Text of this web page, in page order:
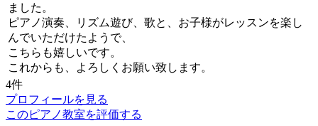
ました。
ピアノ演奏、リズム遊び、歌と、お子様がレッスンを楽し
んでいただけたようで、
こちらも嬉しいです。
これからも、よろしくお願い致します。
4件
プロフィールを見る
このピアノ教室を評価する